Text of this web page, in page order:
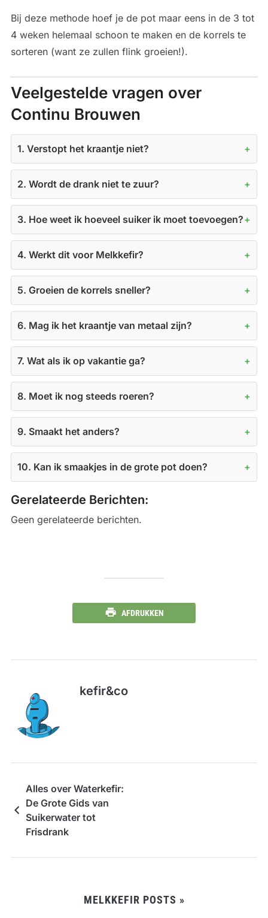
Bij deze methode hoef je de pot maar eens in de 3 tot
4 weken helemaal schoon te maken en de korrels te
sorteren (want ze zullen flink groeien!).
Veelgestelde vragen over
Continu Brouwen
1. Verstopt het kraantje niet?
2. Wordt de drank niet te zuur?
3. Hoe weet ik hoeveel suiker ik moet toevoegen?
4. Werkt dit voor Melkkefir?
5. Groeien de korrels sneller?
6. Mag ik het kraantje van metaal zijn?
7. Wat als ik op vakantie ga?
8. Moet ik nog steeds roeren?
9. Smaakt het anders?
10. Kan ik smaakjes in de grote pot doen?
Gerelateerde Berichten:
Geen gerelateerde berichten.
AFDRUKKEN
kefir&co
Alles over Waterkefir:
De Grote Gids van
Suikerwater tot
Frisdrank
MELKKEFIR POSTS »